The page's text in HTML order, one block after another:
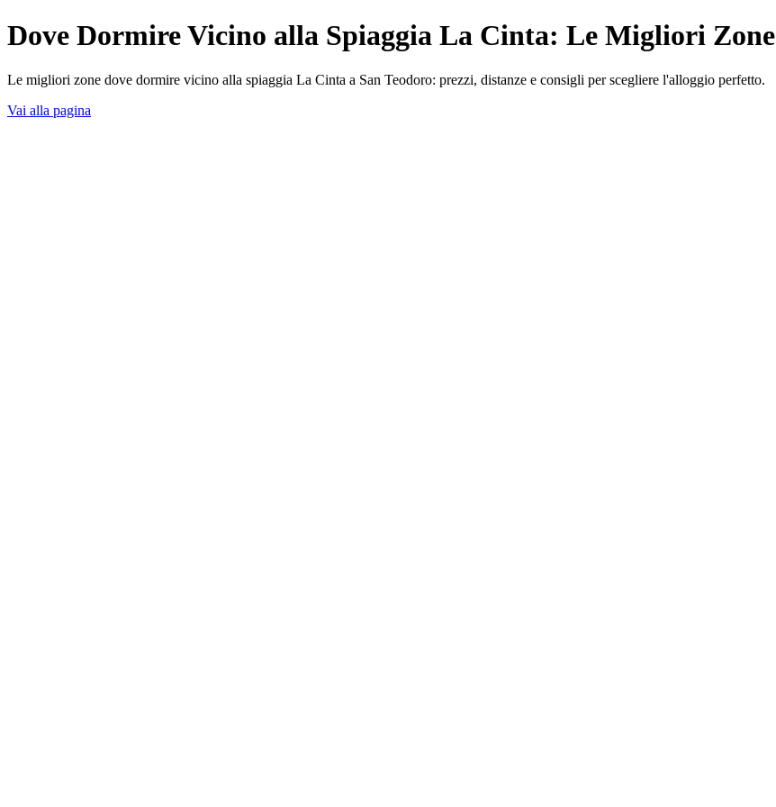
Dove Dormire Vicino alla Spiaggia La Cinta: Le Migliori Zone
Le migliori zone dove dormire vicino alla spiaggia La Cinta a San Teodoro: prezzi, distanze e consigli per scegliere l'alloggio perfetto.
Vai alla pagina